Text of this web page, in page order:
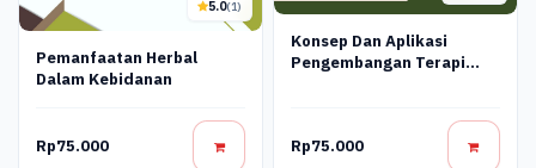
5.0(1)
Pemanfaatan Herbal
Dalam Kebidanan
Rp75.000
Konsep Dan Aplikasi
Pengembangan Terapi
Rp75.000